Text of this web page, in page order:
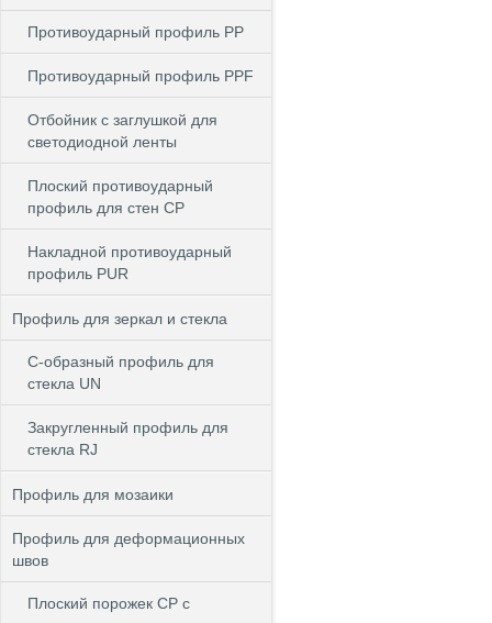
Противоударный профиль PP
Противоударный профиль PPF
Отбойник с заглушкой для
светодиодной ленты
Плоский противоударный
профиль для стен CP
Накладной противоударный
профиль PUR
Профиль для зеркал и стекла
С-образный профиль для
стекла UN
Закругленный профиль для
стекла RJ
Профиль для мозаики
Профиль для деформационных
швов
Плоский порожек СP с